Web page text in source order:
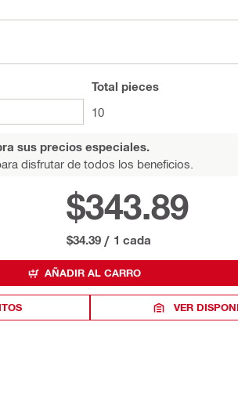
Total pieces
10
sus precios especiales.
disfrutar de todos los beneficios.
$343.89
$34.39 / 1 cada
AÑADIR AL CARRO
VER